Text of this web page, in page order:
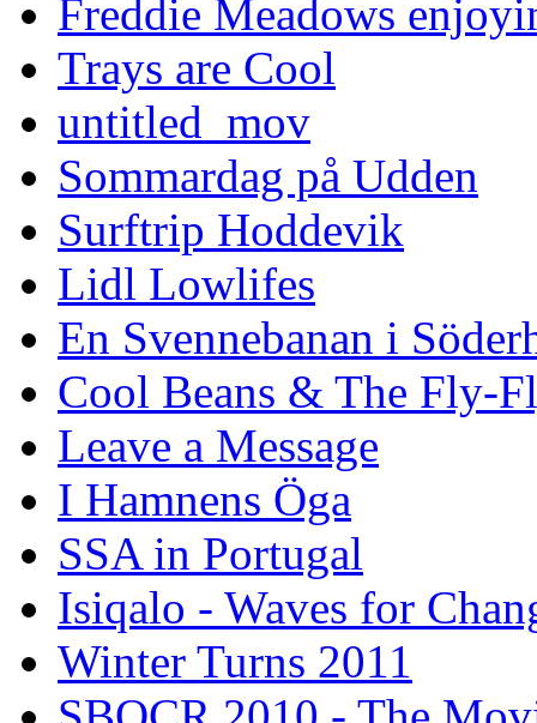
Freddie Meadows
Trays are Cool
untitled_mov
Sommardag på Udden
Surftrip Hoddevik
Lidl Lowlifes
En Svennebanan i
Cool Beans & The Fly-
Leave a Message
I Hamnens Öga
SSA in Portugal
Isiqalo - Waves for
Winter Turns 2011